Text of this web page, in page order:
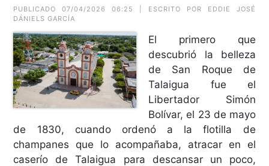
PUBLICADO 07/04/2026 06:25 | ESCRITO POR EDDIE JOSÉ
DÁNIELS GARCÍA
El primero que
descubrió la belleza
de San Roque de
Talaigua fue el
Libertador Simón
Bolívar, el 23 de mayo
de 1830, cuando ordenó a la flotilla de
champanes que lo acompañaba, atracar en el
caserío de Talaigua para descansar un poco,